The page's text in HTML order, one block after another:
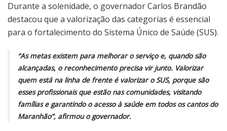
Durante a solenidade, o governador Carlos Brandão
destacou que a valorização das categorias é essencial
para o fortalecimento do Sistema Único de Saúde (SUS).
“As metas existem para melhorar o serviço e, quando são
alcançadas, o reconhecimento precisa vir junto. Valorizar
quem está na linha de frente é valorizar o SUS, porque são
esses profissionais que estão nas comunidades, visitando
famílias e garantindo o acesso à saúde em todos os cantos do
Maranhão”, afirmou o governador.